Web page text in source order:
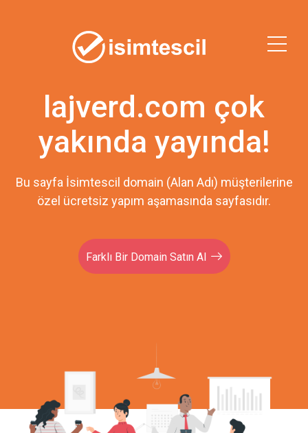
lajverd.com çok
yakında yayında!
Bu sayfa İsimtescil domain (Alan Adı) müşterilerine
özel ücretsiz yapım aşamasında sayfasıdır.
Farklı Bir Domain Satın Al